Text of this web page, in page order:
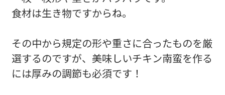
食材は生き物ですからね。
その中から規定の形や重さに合ったものを厳
選するのですが、美味しいチキン南蛮を作る
には厚みの調節も必須です！